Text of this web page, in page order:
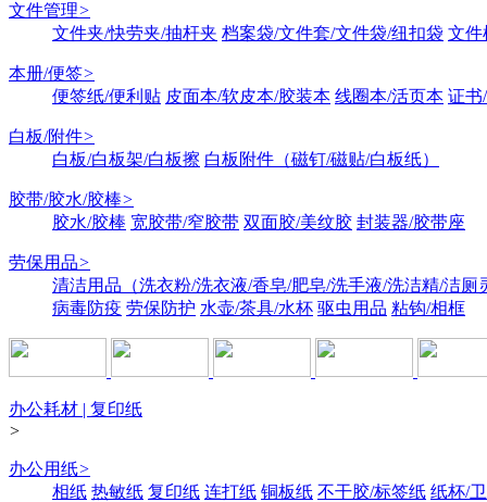
文件管理>
文件夹/快劳夹/抽杆夹 档案袋/文件套/文件袋/纽扣袋 文件
本册/便签>
便签纸/便利贴 皮面本/软皮本/胶装本 线圈本/活页本 证书
白板/附件>
白板/白板架/白板擦 白板附件（磁钉/磁贴/白板纸）
胶带/胶水/胶棒>
胶水/胶棒 宽胶带/窄胶带 双面胶/美纹胶 封装器/胶带座
劳保用品>
清洁用品（洗衣粉/洗衣液/香皂/肥皂/洗手液/洗洁精/洁厕
病毒防疫 劳保防护 水壶/茶具/水杯 驱虫用品 粘钩/相框
办公耗材 | 复印纸
>
办公用纸>
相纸 热敏纸 复印纸 连打纸 铜板纸 不干胶/标签纸 纸杯/